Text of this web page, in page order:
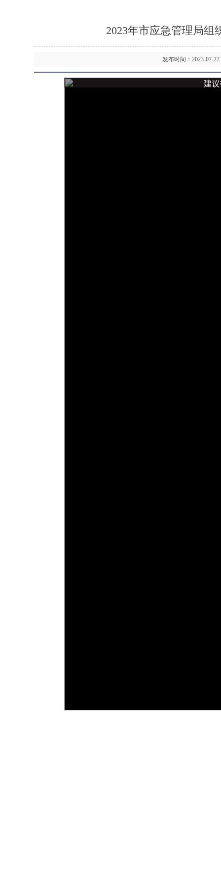
2023年市应急管理局
发布时间：2023-